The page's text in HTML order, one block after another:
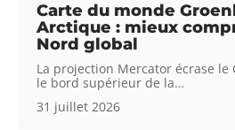
Carte du monde
Arctique : mieux
Nord global
La projection Mercator écrase le
le bord supérieur de la…
31 juillet 2026